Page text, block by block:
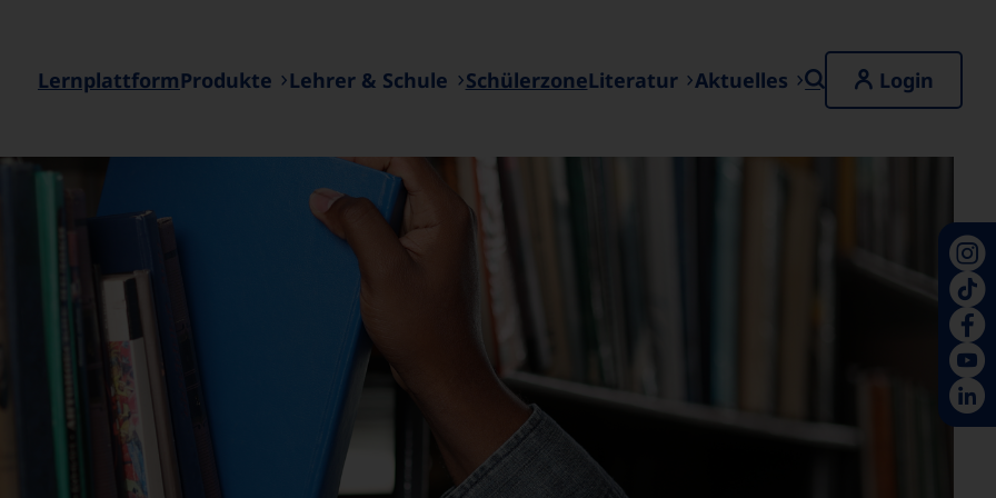
LernplattformProdukte Lehrer & Schule SchülerzoneLiteratur Aktuelles Login